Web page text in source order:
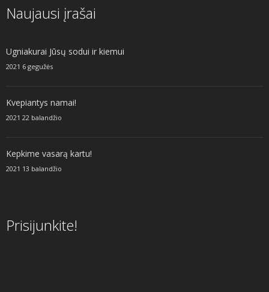
Naujausi įrašai
Ugniakurai Jūsų sodui ir kiemui
2021 6 gegužės
Kvepiantys namai!
2021 22 balandžio
Kepkime vasarą kartu!
2021 13 balandžio
Prisijunkite!